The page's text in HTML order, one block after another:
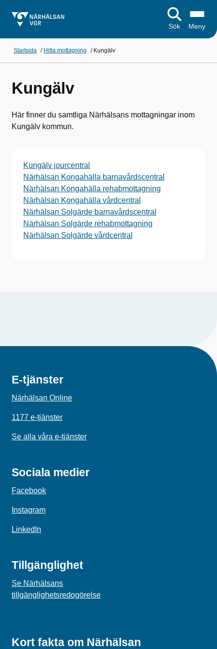
Sök Meny
Startsida / Hitta mottagning / Kungälv
Kungälv
Här finner du samtliga Närhälsans mottagningar inom
Kungälv kommun.
Kungälv jourcentral
Närhälsan Kongahälla barnavårdscentral
Närhälsan Kongahälla rehabmottagning
Närhälsan Kongahälla vårdcentral
Närhälsan Solgärde barnavårdscentral
Närhälsan Solgärde rehabmottagning
Närhälsan Solgärde vårdcentral
E-tjänster
Närhälsan Online
1177 e-tjänster
Se alla våra e-tjänster
Sociala medier
Facebook
Instagram
LinkedIn
Tillgänglighet
Se Närhälsans
tillgänglighetsredogörelse
Kort fakta om Närhälsan